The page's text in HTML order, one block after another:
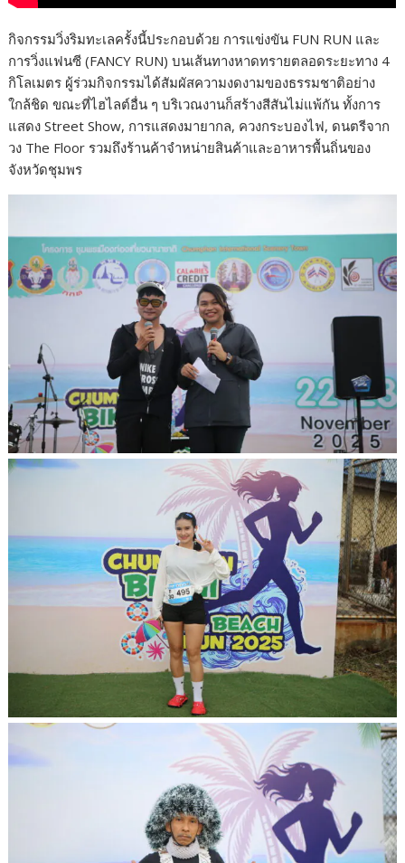
กิจกรรมวิ่งริมทะเลครั้งนี้ประกอบด้วย การแข่งขัน FUN RUN และ
การวิ่งแฟนซี (FANCY RUN) บนเส้นทางหาดทรายตลอดระยะทาง 4
กิโลเมตร ผู้ร่วมกิจกรรมได้สัมผัสความงดงามของธรรมชาติอย่าง
ใกล้ชิด ขณะที่ไฮไลต์อื่น ๆ บริเวณงานก็สร้างสีสันไม่แพ้กัน ทั้งการ
แสดง Street Show, การแสดงมายากล, ควงกระบองไฟ, ดนตรีจาก
วง The Floor รวมถึงร้านค้าจำหน่ายสินค้าและอาหารพื้นถิ่นของ
จังหวัดชุมพร